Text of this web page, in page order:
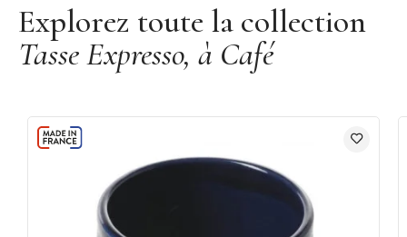
Explorez toute la collection
Tasse Expresso, à Café